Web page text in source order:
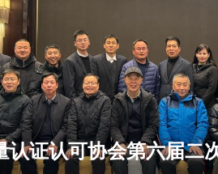
认证认可协会第六届二